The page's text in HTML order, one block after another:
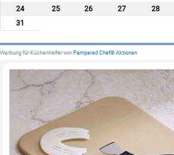
24
25 26 27 28
31
Werbung für Küchenhelfer von Pampered Chef® Aktionen